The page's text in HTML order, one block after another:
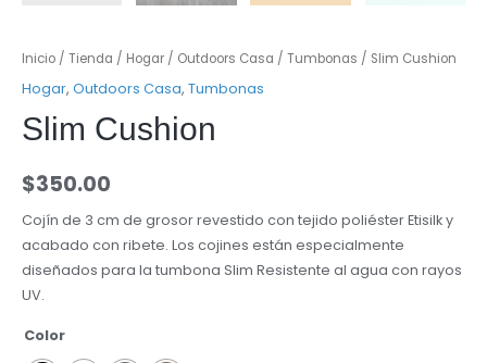
Inicio / Tienda / Hogar / Outdoors Casa / Tumbonas / Slim Cushion
Hogar, Outdoors Casa, Tumbonas
Slim Cushion
$350.00
Cojín de 3 cm de grosor revestido con tejido poliéster Etisilk y
acabado con ribete. Los cojines están especialmente
diseñados para la tumbona Slim Resistente al agua con rayos
UV.
Color